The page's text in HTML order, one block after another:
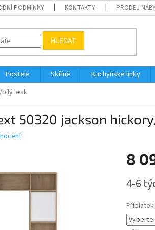
PODMÍNKY KONTAKTY PRODEJ
HLEDAT
Postele Skříně Kuchyňské linky
bílý lesk
50320 jackson
8
cena:
4-6